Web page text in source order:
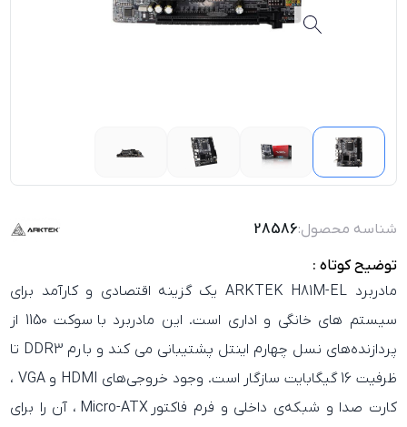
شناسه محصول:28586
توضیح کوتاه :
مادربرد ARKTEK H81M-EL یک گزینه اقتصادی و کارآمد برای
سیستم‌ های خانگی و اداری است. این مادربرد با سوکت 1150 از
پردازنده‌های نسل چهارم اینتل پشتیبانی می‌ کند و با رم DDR3 تا
ظرفیت 16 گیگابایت سازگار است. وجود خروجی‌های HDMI و VGA ،
کارت صدا و شبکه‌ی داخلی و فرم فاکتور Micro-ATX ، آن را برای